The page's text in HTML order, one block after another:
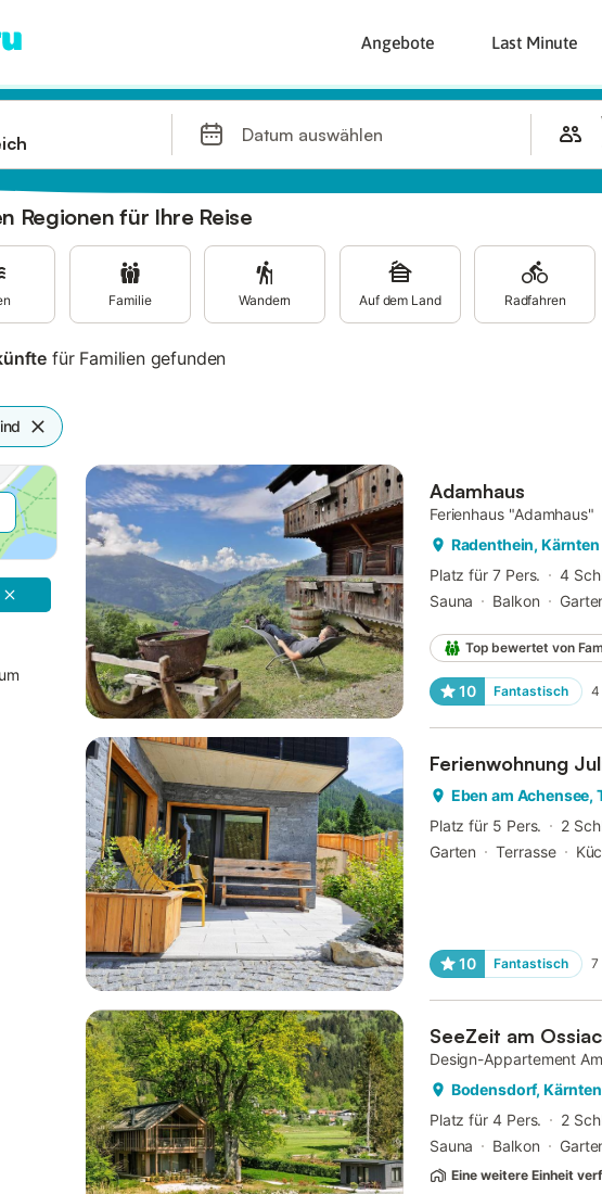
Angebote Last Minute
Datum auswählen
Regionen für Ihre Reise
Familie Wandern Auf dem Land Radfahren
für Familien gefunden
Adamhaus
Ferienhaus "Adamhaus"
Radenthein, Kärnten
Platz für 7 Pers.
4
Sauna
Balkon
Top bewertet von
10 Fantastisch 4
Ferienwohnung
Eben am Achensee,
Platz für 5 Pers. 2
Garten
Terrasse
10 Fantastisch 7
SeeZeit am
Design-Appartement
Bodensdorf, Kärnten
Platz für 4 Pers. 2
Sauna
Balkon
Eine weitere Einheit